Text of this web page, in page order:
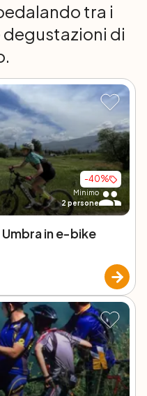
tra i
di
-40%
Minimo
2 persone
Umbra in e-bike